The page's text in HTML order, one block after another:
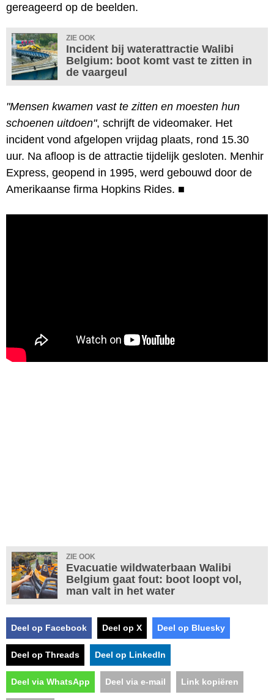
gereageerd op de beelden.
ZIE OOK
Incident bij waterattractie Walibi
Belgium: boot komt vast te zitten in
de vaargeul
"Mensen kwamen vast te zitten en moesten hun
schoenen uitdoen", schrijft de videomaker. Het
incident vond afgelopen vrijdag plaats, rond 15.30
uur. Na afloop is de attractie tijdelijk gesloten. Menhir
Express, geopend in 1995, werd gebouwd door de
Amerikaanse firma Hopkins Rides. ■
ZIE OOK
Evacuatie wildwaterbaan Walibi
Belgium gaat fout: boot loopt vol,
man valt in het water
Deel op Facebook Deel op X Deel op Bluesky
Deel op Threads Deel op LinkedIn
Deel via WhatsApp Deel via e-mail Link kopiëren